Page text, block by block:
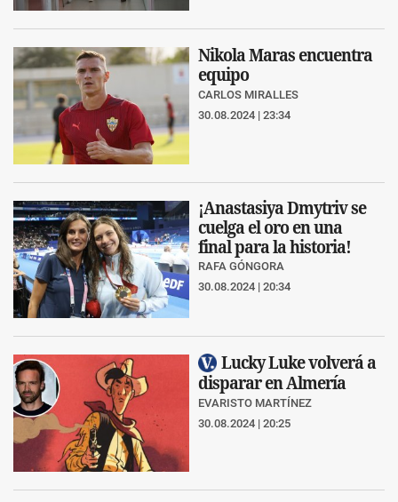
Nikola Maras encuentra
equipo
CARLOS MIRALLES
30.08.2024 | 23:34
¡Anastasiya Dmytriv se
cuelga el oro en una
final para la historia!
RAFA GÓNGORA
30.08.2024 | 20:34
Lucky Luke volverá a
disparar en Almería
EVARISTO MARTÍNEZ
30.08.2024 | 20:25